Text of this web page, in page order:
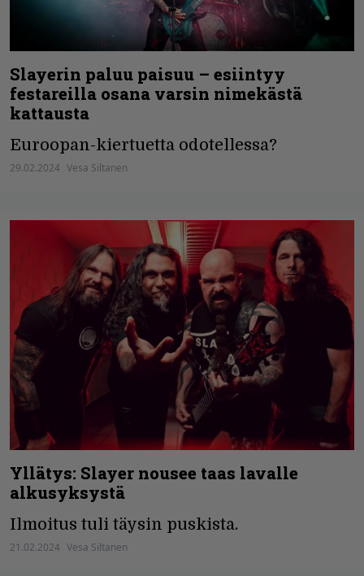
Slayerin paluu paisuu – esiintyy
festareilla osana varsin nimekästä
kattausta
Euroopan-kiertuetta odotellessa?
29.02.2024 Vesa Siltanen
Yllätys: Slayer nousee taas lavalle
alkusyksystä
Ilmoitus tuli täysin puskista.
21.02.2024 Vesa Siltanen